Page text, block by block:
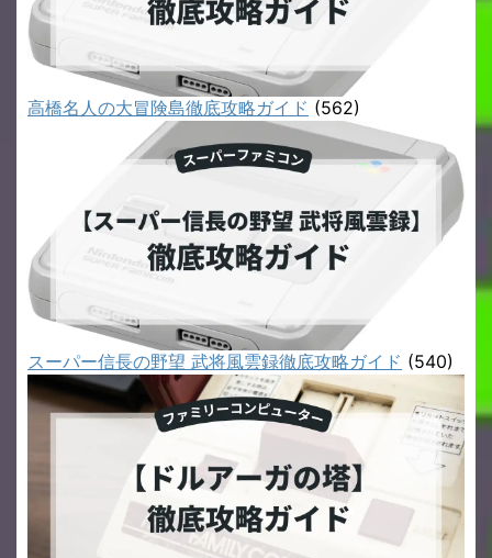
高橋名人の大冒険島徹底攻略ガイド (562)
スーパー信長の野望 武将風雲録徹底攻略ガイド (540)